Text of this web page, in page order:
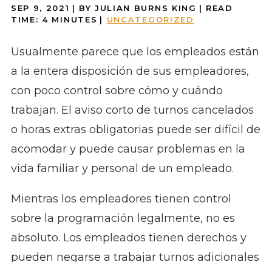
SEP 9, 2021 | BY JULIAN BURNS KING | READ
TIME: 4 MINUTES | UNCATEGORIZED
Usualmente parece que los empleados están
a la entera disposición de sus empleadores,
con poco control sobre cómo y cuándo
trabajan. El aviso corto de turnos cancelados
o horas extras obligatorias puede ser difícil de
acomodar y puede causar problemas en la
vida familiar y personal de un empleado.
Mientras los empleadores tienen control
sobre la programación legalmente, no es
absoluto. Los empleados tienen derechos y
pueden negarse a trabajar turnos adicionales